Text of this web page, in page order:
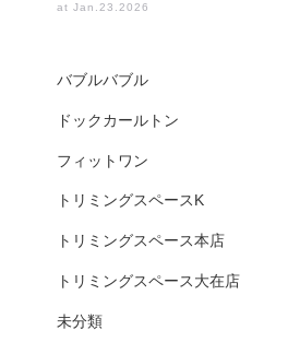
バブルバブル
ドックカールトン
フィットワン
トリミングスペースK
トリミングスペース本店
トリミングスペース大在店
未分類
at Jan.23.2026